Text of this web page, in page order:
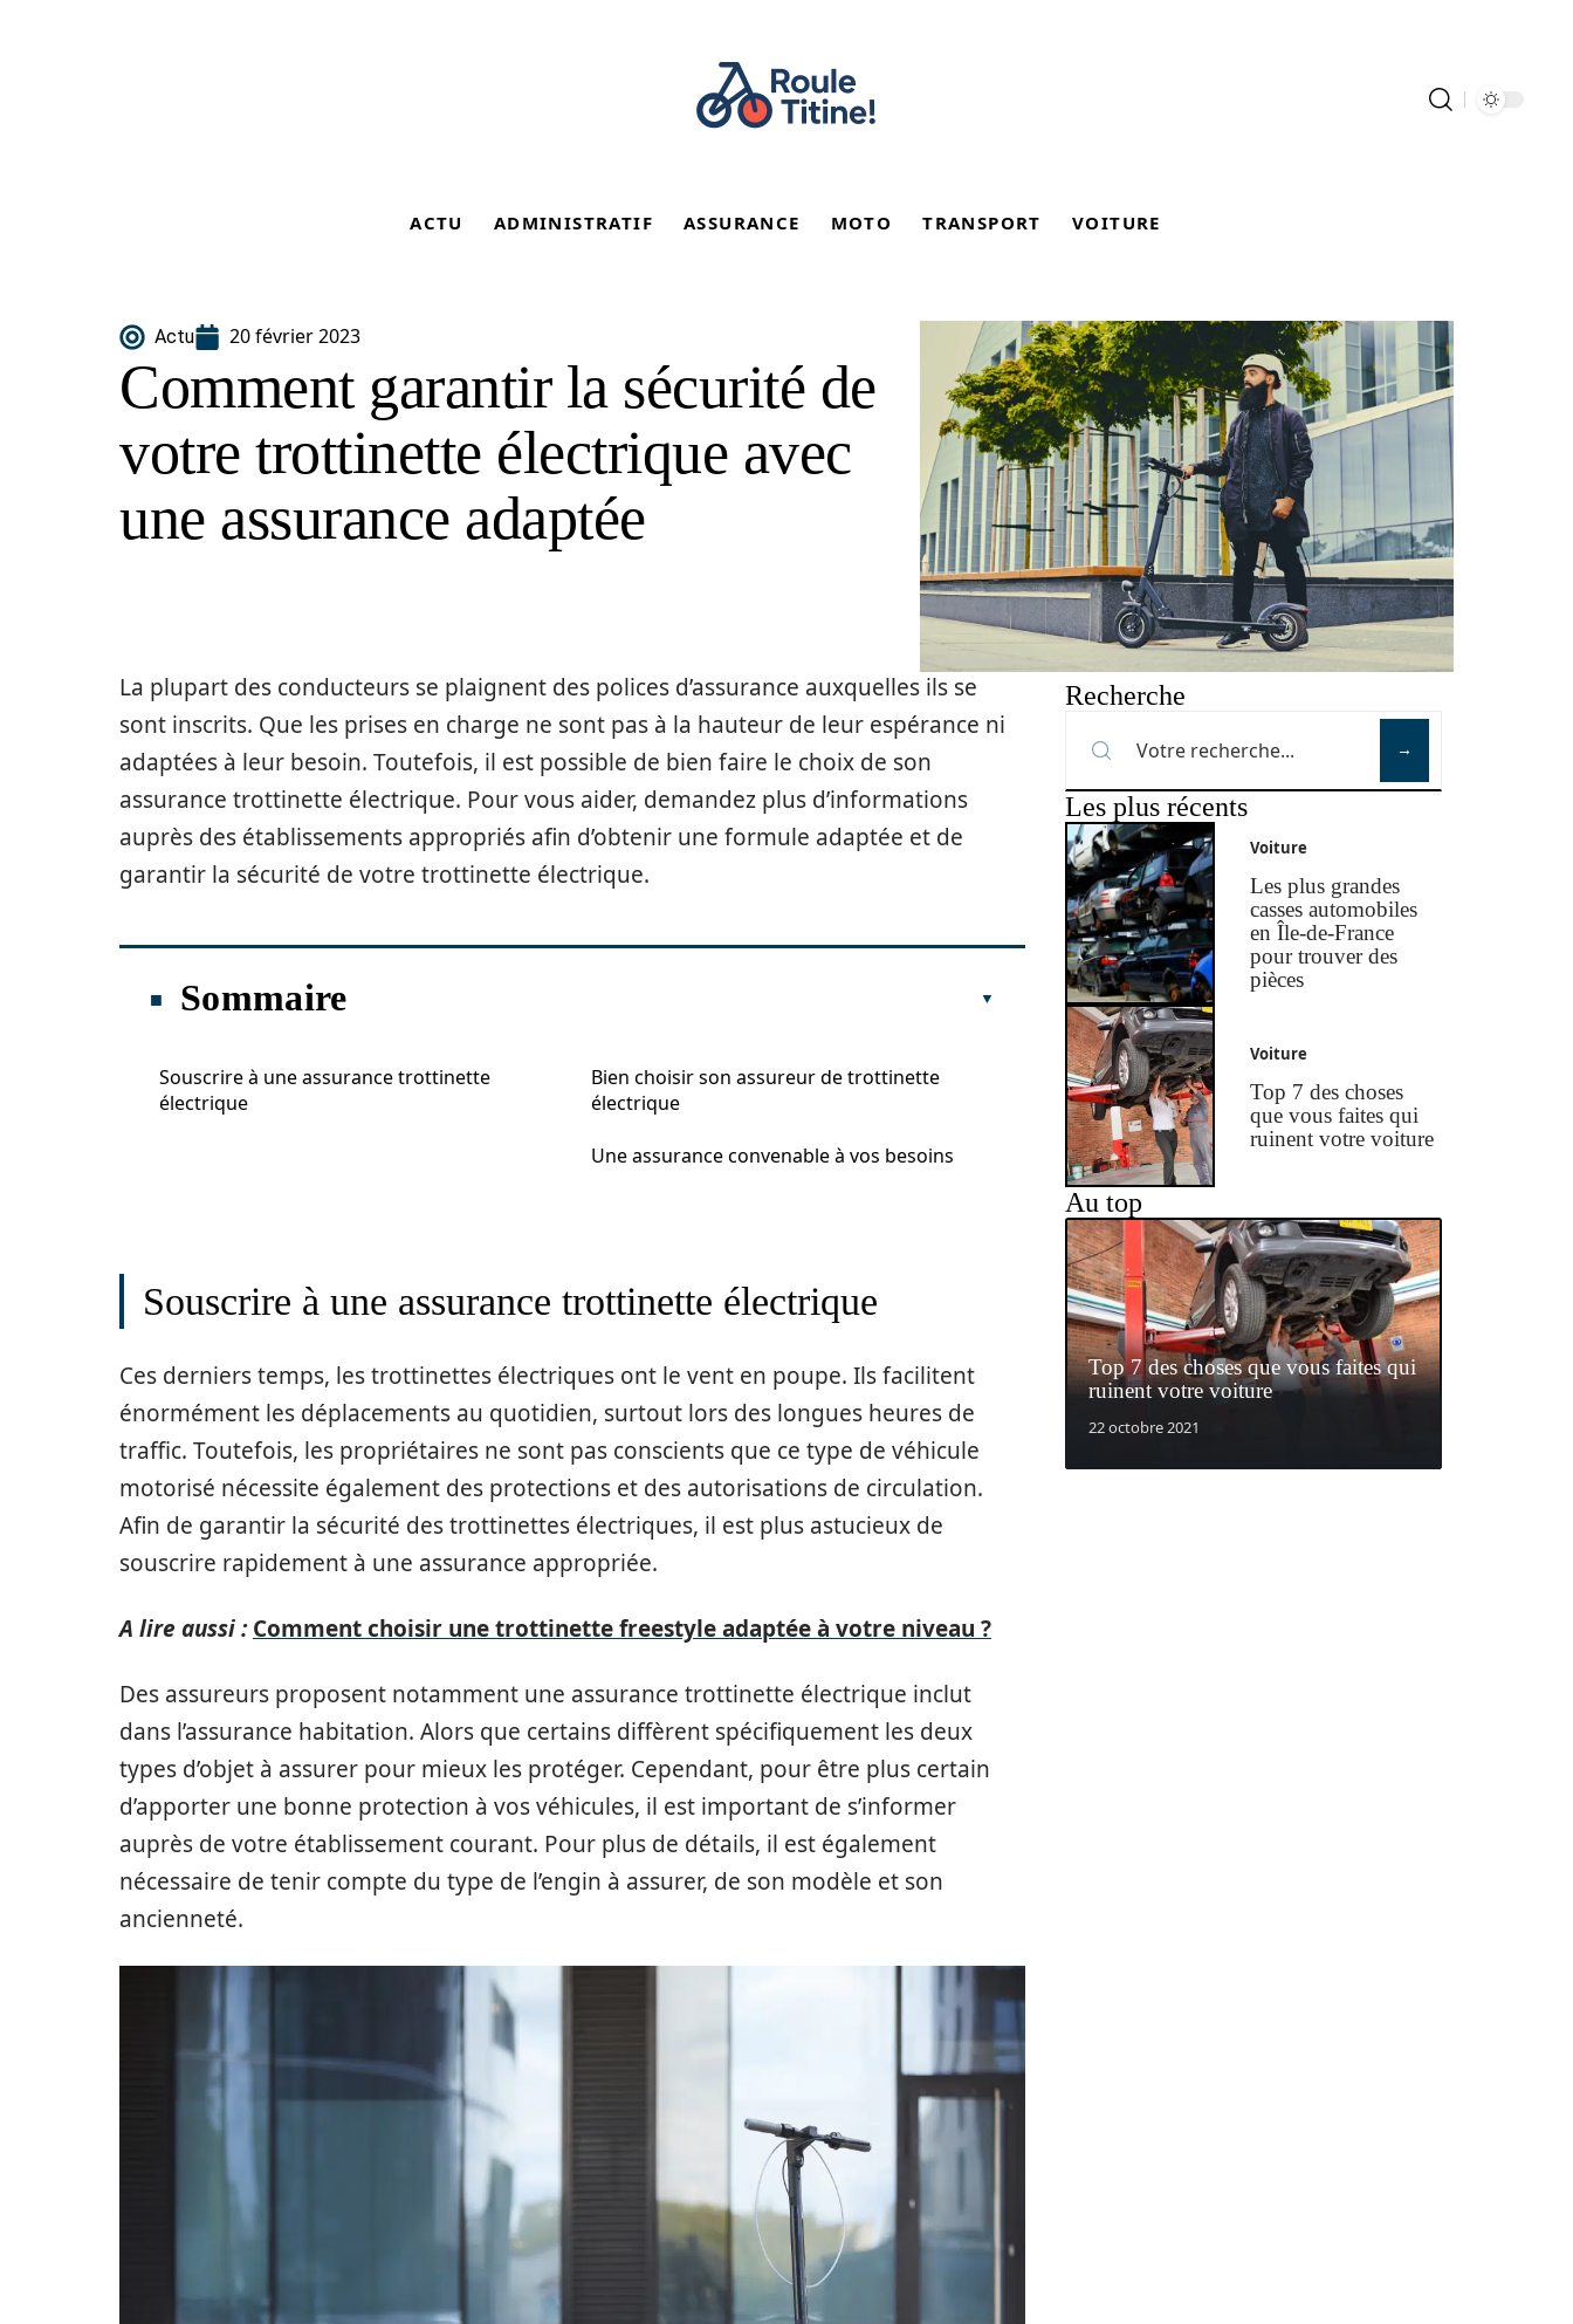
ACTU ADMINISTRATIF ASSURANCE MOTO TRANSPORT VOITURE
Actu 20 février 2023
Comment garantir la sécurité de
votre trottinette électrique avec
une assurance adaptée
La plupart des conducteurs se plaignent des polices d’assurance auxquelles ils se
sont inscrits. Que les prises en charge ne sont pas à la hauteur de leur espérance ni
adaptées à leur besoin. Toutefois, il est possible de bien faire le choix de son
assurance trottinette électrique. Pour vous aider, demandez plus d’informations
auprès des établissements appropriés afin d’obtenir une formule adaptée et de
garantir la sécurité de votre trottinette électrique.
Sommaire
Souscrire à une assurance trottinette
électrique
Bien choisir son assureur de trottinette
électrique
Une assurance convenable à vos besoins
Souscrire à une assurance trottinette électrique
Ces derniers temps, les trottinettes électriques ont le vent en poupe. Ils facilitent
énormément les déplacements au quotidien, surtout lors des longues heures de
traffic. Toutefois, les propriétaires ne sont pas conscients que ce type de véhicule
motorisé nécessite également des protections et des autorisations de circulation.
Afin de garantir la sécurité des trottinettes électriques, il est plus astucieux de
souscrire rapidement à une assurance appropriée.
A lire aussi : Comment choisir une trottinette freestyle adaptée à votre niveau ?
Des assureurs proposent notamment une assurance trottinette électrique inclut
dans l’assurance habitation. Alors que certains diffèrent spécifiquement les deux
types d’objet à assurer pour mieux les protéger. Cependant, pour être plus certain
d’apporter une bonne protection à vos véhicules, il est important de s’informer
auprès de votre établissement courant. Pour plus de détails, il est également
nécessaire de tenir compte du type de l’engin à assurer, de son modèle et son
ancienneté.
Recherche
Les plus récents
Voiture
Les plus grandes
casses automobiles
en Île-de-France
pour trouver des
pièces
Voiture
Top 7 des choses
que vous faites qui
ruinent votre voiture
Au top
Top 7 des choses que vous faites qui
ruinent votre voiture
22 octobre 2021